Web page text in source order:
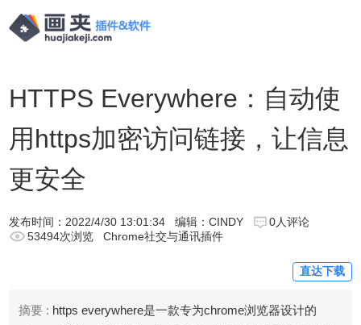
HTTPS Everywhere：自动使
用https加密访问链接，让信息
更安全
发布时间： 2022/4/30 13:01:34 编辑：CINDY
0人评论
53494次浏览
Chrome社交与通讯插件
直达下载
摘要 : https everywhere是一款专为chrome浏览器设计的